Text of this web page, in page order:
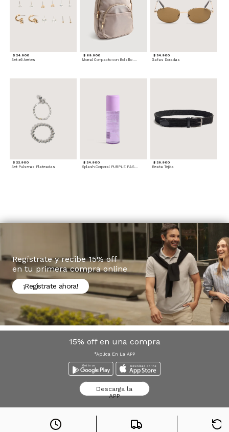
$ 24.900
Set x6 Aretes
$ 69.900 $ 34.900
Gafas Doradas
$ 22.900
Set Pulseras Plateadas
$ 24.900
Splash Corporal PURPLE PASSION - Floral
$ 29.900
Reata Tejida
Regístrate y recibe 15% off
en tu primera compra online
¡Registrate ahora!
15% off en una compra
*Aplica En La APP
Descarga la
APP